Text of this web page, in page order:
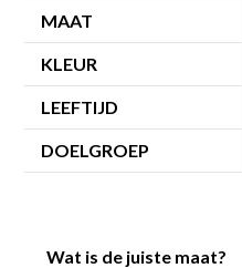
MAAT
KLEUR
LEEFTIJD
DOELGROEP
Wat is de juiste maat?